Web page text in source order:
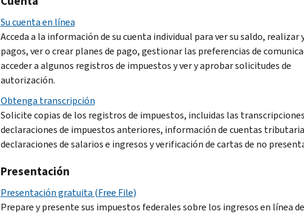
Su cuenta en línea
Acceda a la información de su cuenta individual para ver su saldo, realizar
pagos, ver o crear planes de pago, gestionar las preferencias de
acceder a algunos registros de impuestos y ver y aprobar solicitudes de
autorización.
Obtenga transcripción
Solicite copias de los registros de impuestos, incluidas las
declaraciones de impuestos anteriores, información de cuentas
declaraciones de salarios e ingresos y verificación de cartas de no
Presentación
Presentación gratuita (Free File)
Prepare y presente sus impuestos federales sobre los ingresos en línea